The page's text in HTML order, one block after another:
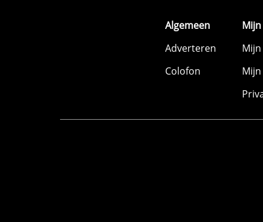
Algemeen
Adverteren
Colofon